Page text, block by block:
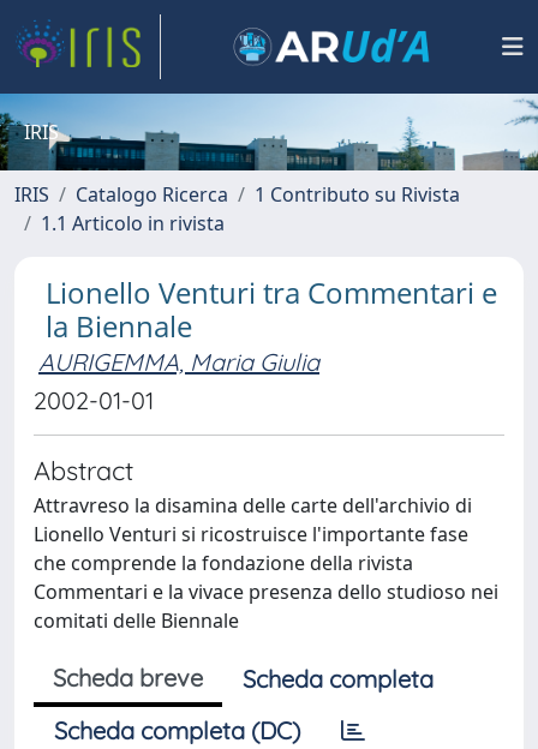
IRIS
IRIS Catalogo Ricerca
1 Contributo su Rivista
1.1 Articolo in rivista
Lionello Venturi tra Commentari e
la Biennale
AURIGEMMA, Maria Giulia
2002-01-01
Abstract
Attravreso la disamina delle carte dell'archivio di
Lionello Venturi si ricostruisce l'importante fase
che comprende la fondazione della rivista
Commentari e la vivace presenza dello studioso nei
comitati delle Biennale
Scheda breve
Scheda completa
Scheda completa (DC)